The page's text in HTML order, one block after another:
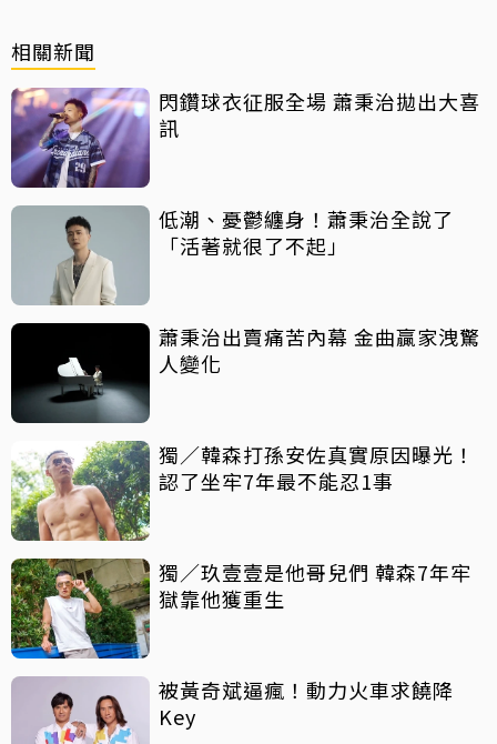
相關新聞
閃鑽球衣征服全場 蕭秉治拋出大喜
訊
低潮、憂鬱纏身！蕭秉治全說了
「活著就很了不起」
蕭秉治出賣痛苦內幕 金曲贏家洩驚
人變化
獨／韓森打孫安佐真實原因曝光！
認了坐牢7年最不能忍1事
獨／玖壹壹是他哥兒們 韓森7年牢
獄靠他獲重生
被黃奇斌逼瘋！動力火車求饒降
Key